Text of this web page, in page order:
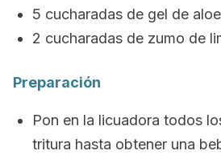
5 cucharadas de gel de
2 cucharadas de zumo de
Preparación
Pon en la licuadora todos
tritura hasta obtener una